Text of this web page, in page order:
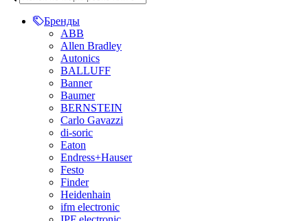
Бренды
ABB
Allen Bradley
Autonics
BALLUFF
Banner
Baumer
BERNSTEIN
Carlo Gavazzi
di-soric
Eaton
Endress+Hauser
Festo
Finder
Heidenhain
ifm electronic